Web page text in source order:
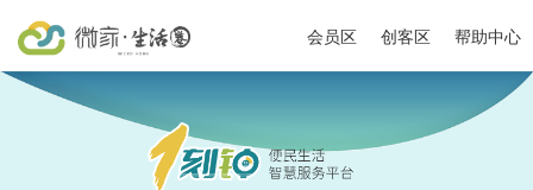
会员区 创客区 帮助中心